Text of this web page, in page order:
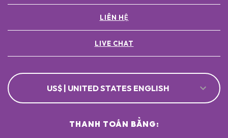
LIÊN HỆ
LIVE CHAT
US$ | UNITED STATES ENGLISH
THANH TOÁN BẰNG: